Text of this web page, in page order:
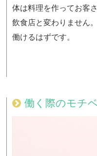
体は料理を作ってお客
飲食店と変わりません
働けるはずです。
働く際のモチ